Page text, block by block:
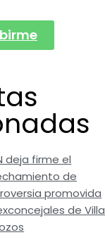
deja firme el
de
promovida
de Villa